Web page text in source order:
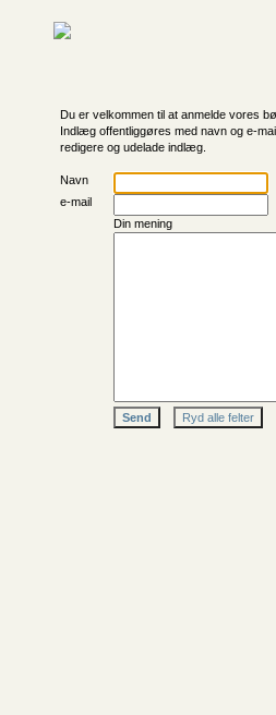
Du er velkommen til at anmelde vores
Indlæg offentliggøres med navn og e-
redigere og udelade indlæg.
Navn
e-mail
Din mening